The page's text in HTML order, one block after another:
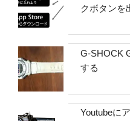
クボタンを
G-SHOCK
する
Youtubeに